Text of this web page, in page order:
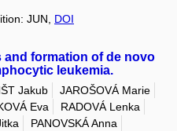
JUN, DOI
formation of de novo
leukemia.
Jakub
JAROŠOVÁ Marie
Eva
RADOVÁ Lenka
PANOVSKÁ Anna